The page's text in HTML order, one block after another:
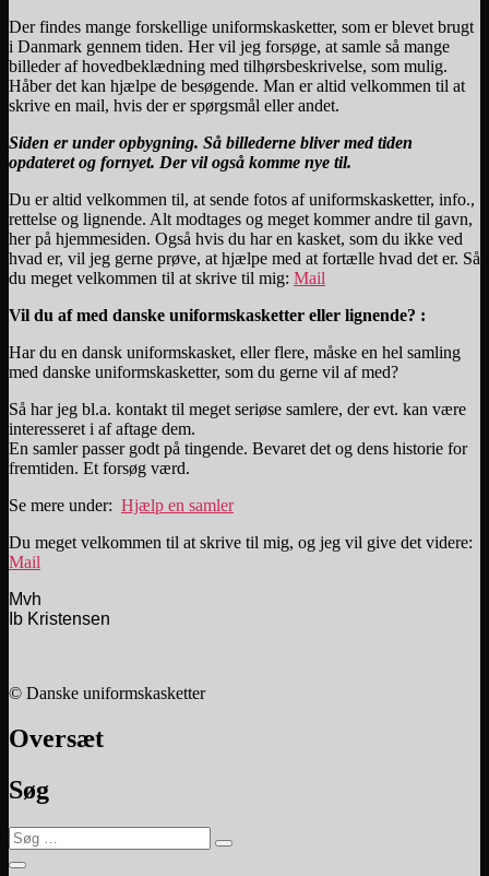
Der findes mange forskellige uniformskasketter, som er blevet brugt
i Danmark gennem tiden. Her vil jeg forsøge, at samle så mange
billeder af hovedbeklædning med tilhørsbeskrivelse, som mulig.
Håber det kan hjælpe de besøgende. Man er altid velkommen til at
skrive en mail, hvis der er spørgsmål eller andet.
Siden er under opbygning. Så billederne bliver med tiden
opdateret og fornyet. Der vil også komme nye til.
Du er altid velkommen til, at sende fotos af uniformskasketter, info.,
rettelse og lignende. Alt modtages og meget kommer andre til gavn,
her på hjemmesiden. Også hvis du har en kasket, som du ikke ved
hvad er, vil jeg gerne prøve, at hjælpe med at fortælle hvad det er. Så
du meget velkommen til at skrive til mig: Mail
Vil du af med danske uniformskasketter eller lignende? :
Har du en dansk uniformskasket, eller flere, måske en hel samling
med danske uniformskasketter, som du gerne vil af med?
Så har jeg bl.a. kontakt til meget seriøse samlere, der evt. kan være
interesseret i af aftage dem.
En samler passer godt på tingende. Bevaret det og dens historie for
fremtiden. Et forsøg værd.
Se mere under: Hjælp en samler
Du meget velkommen til at skrive til mig, og jeg vil give det videre:
Mail
Mvh
Ib Kristensen
© Danske uniformskasketter
Oversæt
Søg
Søg
efter:
Søg